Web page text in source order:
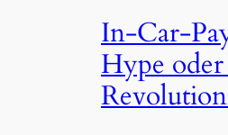
In-Car-
Hype